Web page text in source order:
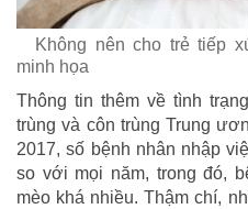
Không nên cho trẻ tiếp
minh họa
Thông tin thêm về tình
trùng và côn trùng Trung
2017, số bệnh nhân nhập
so với mọi năm, trong đó,
mèo khá nhiều. Thậm chí,